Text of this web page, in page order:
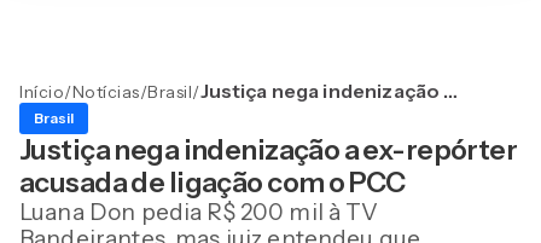
Início/Notícias/Brasil/Justiça nega indenização a
ligação com o PCC
Brasil
Justiça nega indenização a ex-repórter
acusada de ligação com o PCC
Luana Don pedia R$ 200 mil à TV